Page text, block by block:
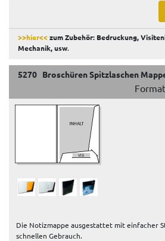
>>hier<<zum Zubehör: Bedruckung,
Mechanik, usw.
5270 Broschüren Spitzlaschen
Die Notizmappe ausgestattet mit einfacher
schnellen Gebrauch.